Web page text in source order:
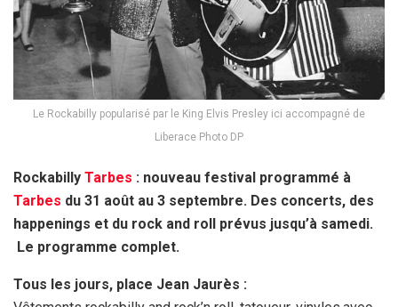
Le Rockabilly popularisé par le King Elvis Presley ici accompagné de
Liberace Photo DP
Rockabilly Tarbes : nouveau festival programmé à
Tarbes du 31 août au 3 septembre. Des concerts, des
happenings et du rock and roll prévus jusqu’à samedi.
Le programme complet.
Tous les jours, place Jean Jaurès :